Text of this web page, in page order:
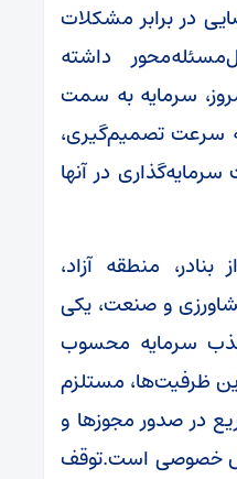
در برابر مشکلات
داشته
سرمایه به سمت
سرعت تصمیم‌گیری،
در آنها
بنادر، منطقه آزاد،
و صنعت، یکی
سرمایه محسوب
ظرفیت‌ها، مستلزم
در صدور مجوزها و
خصوصی است.توقف